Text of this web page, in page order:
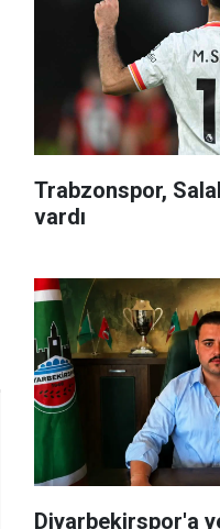
Trabzonspor,
vardı
Diyarbekirspor'a